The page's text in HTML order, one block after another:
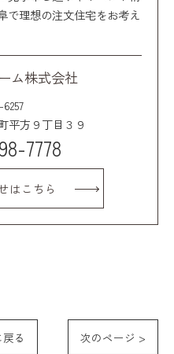
で理想の注文住宅をお考え
ム株式会社
平方９丁目３９
7778
はこちら
る 次のページ >